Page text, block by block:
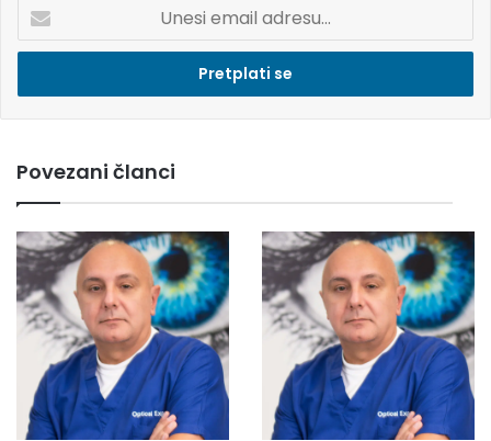
e
i
e
a
a
d
r
e
Povezani članci